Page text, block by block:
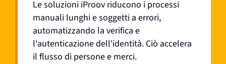
Le soluzioni iProov riducono i processi
manuali lunghi e soggetti a errori,
automatizzando la verifica e
l'autenticazione dell'identità. Ciò accelera
il flusso di persone e merci.